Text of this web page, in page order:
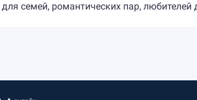
семей, романтических пар, любителей